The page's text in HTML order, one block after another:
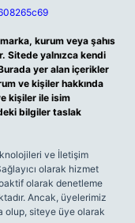
kurum veya şahıs
Sitede yalnızca kendi
yer alan içerikler
ve kişiler hakkında
kişiler ile isim
bilgiler taslak
ve İletişim
olarak hizmet
olarak denetleme
Ancak, üyelerimiz
olup, siteye üye olarak